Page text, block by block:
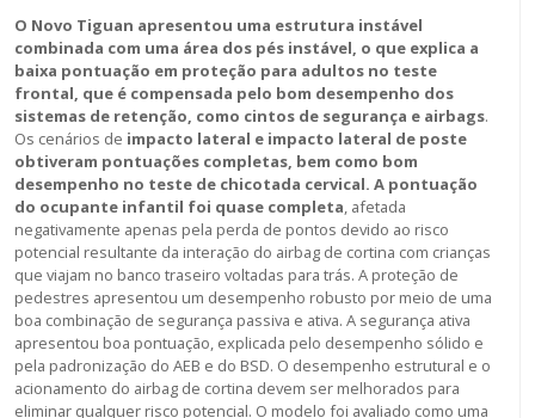
O Novo Tiguan apresentou uma estrutura instável
combinada com uma área dos pés instável, o que explica a
baixa pontuação em proteção para adultos no teste
frontal, que é compensada pelo bom desempenho dos
sistemas de retenção, como cintos de segurança e airbags.
Os cenários de impacto lateral e impacto lateral de poste
obtiveram pontuações completas, bem como bom
desempenho no teste de chicotada cervical. A pontuação
do ocupante infantil foi quase completa, afetada
negativamente apenas pela perda de pontos devido ao risco
potencial resultante da interação do airbag de cortina com crianças
que viajam no banco traseiro voltadas para trás. A proteção de
pedestres apresentou um desempenho robusto por meio de uma
boa combinação de segurança passiva e ativa. A segurança ativa
apresentou boa pontuação, explicada pelo desempenho sólido e
pela padronização do AEB e do BSD. O desempenho estrutural e o
acionamento do airbag de cortina devem ser melhorados para
eliminar qualquer risco potencial. O modelo foi avaliado como uma